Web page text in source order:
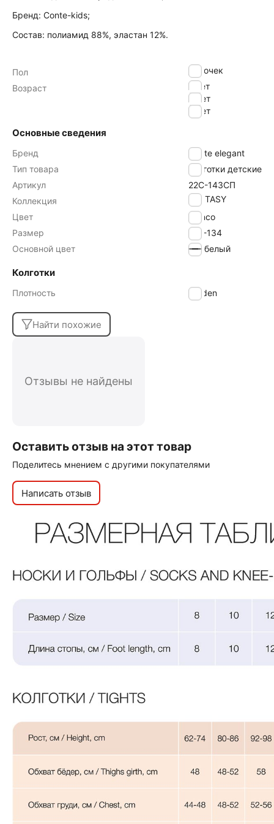
Бренд: Conte-kids;
Состав: полиамид 88%, эластан 12%.
Пол
девочек
Возраст
7 лет
8 лет
9 лет
Основные сведения
Бренд
Conte elegant
Тип товара
Колготки детские
Артикул
22С-143СП
Коллекция
FANTASY
Цвет
bianco
Размер
128-134
Основной цвет
белый
Колготки
Плотность 30 den
Найти похожие
Отзывы не найдены
Оставить отзыв на этот товар
Поделитесь мнением с другими покупателями
Написать отзыв